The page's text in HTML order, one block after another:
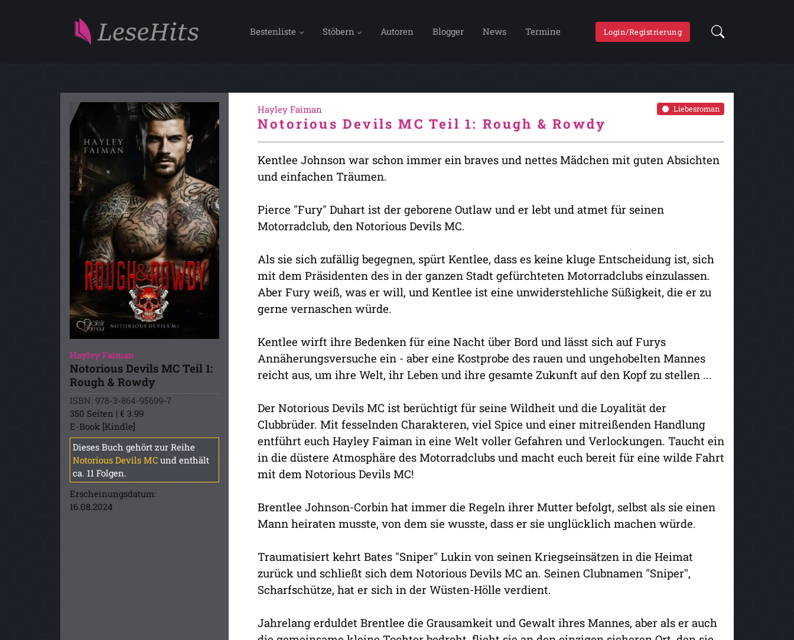
Bestenliste Stöbern Autoren Blogger News Termine Login/Registrierung
Hayley Faiman
Notorious Devils MC Teil 1:
Rough & Rowdy
ISBN: 978-3-864-95699-7
350 Seiten | € 3.99
E-Book [Kindle]
Dieses Buch gehört zur Reihe
Notorious Devils MC und enthält
ca. 11 Folgen.
Erscheinungsdatum:
16.08.2024
Liebesroman
Hayley Faiman
Notorious Devils MC Teil 1: Rough & Rowdy
Kentlee Johnson war schon immer ein braves und nettes Mädchen mit guten Absichten
und einfachen Träumen.
Pierce "Fury" Duhart ist der geborene Outlaw und er lebt und atmet für seinen
Motorradclub, den Notorious Devils MC.
Als sie sich zufällig begegnen, spürt Kentlee, dass es keine kluge Entscheidung ist, sich
mit dem Präsidenten des in der ganzen Stadt gefürchteten Motorradclubs einzulassen.
Aber Fury weiß, was er will, und Kentlee ist eine unwiderstehliche Süßigkeit, die er zu
gerne vernaschen würde.
Kentlee wirft ihre Bedenken für eine Nacht über Bord und lässt sich auf Furys
Annäherungsversuche ein - aber eine Kostprobe des rauen und ungehobelten Mannes
reicht aus, um ihre Welt, ihr Leben und ihre gesamte Zukunft auf den Kopf zu stellen ...
Der Notorious Devils MC ist berüchtigt für seine Wildheit und die Loyalität der
Clubbrüder. Mit fesselnden Charakteren, viel Spice und einer mitreißenden Handlung
entführt euch Hayley Faiman in eine Welt voller Gefahren und Verlockungen. Taucht ein
in die düstere Atmosphäre des Motorradclubs und macht euch bereit für eine wilde Fahrt
mit dem Notorious Devils MC!
Brentlee Johnson-Corbin hat immer die Regeln ihrer Mutter befolgt, selbst als sie einen
Mann heiraten musste, von dem sie wusste, dass er sie unglücklich machen würde.
Traumatisiert kehrt Bates "Sniper" Lukin von seinen Kriegseinsätzen in die Heimat
zurück und schließt sich dem Notorious Devils MC an. Seinen Clubnamen "Sniper",
Scharfschütze, hat er sich in der Wüsten-Hölle verdient.
Jahrelang erduldet Brentlee die Grausamkeit und Gewalt ihres Mannes, aber als er auch